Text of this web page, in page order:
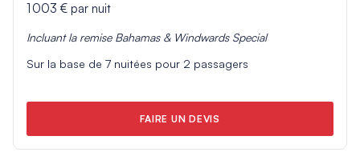
1 003 €par nuit
Incluant la remise Bahamas & Windwards Special
Sur la base de 7nuitées pour 2 passagers
FAIRE UN DEVIS